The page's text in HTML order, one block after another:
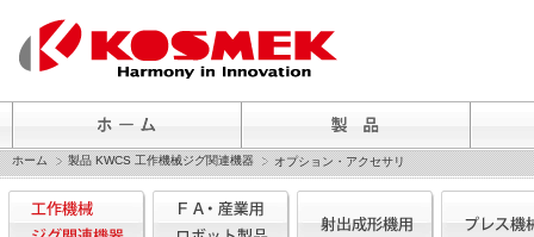
ホーム 製品 KWCS 工作機械ジグ関連機器 オプション・アクセサリ